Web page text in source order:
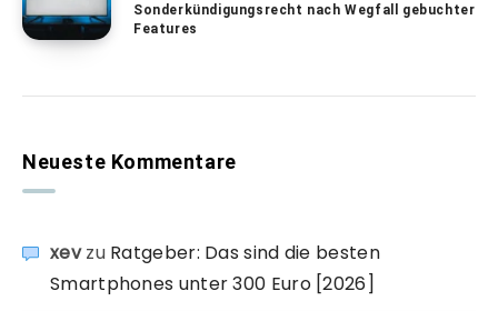
Sonderkündigungsrecht nach Wegfall gebuchter
Features
Neueste Kommentare
xevzu Ratgeber: Das sind die besten
Smartphones unter 300 Euro [2026]